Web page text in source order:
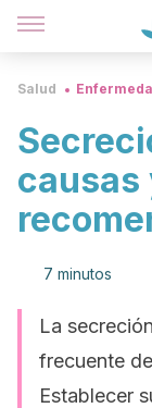
Salud
causas
7 minutos
La
frecuente
Establecer